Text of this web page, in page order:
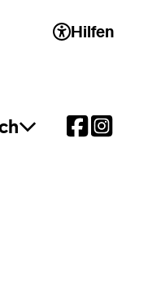
Hilfen
öffnen